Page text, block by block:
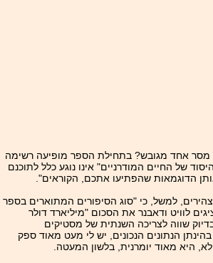
מסר אחד מגובש? בתחילת הספר מופיעה רשימה
של החיים המודרניים" אינו נוגע כלל לתוכנם
הדוגמאות שהפתיעו אתכם, הקוראים".
למשל, כי "סוג הסיפורים המתוארים בספר
לוויט ודאבנר את הסכום "מיליארד דולר
שווה לצריכה השנתית של מסטיקים
הנתונים הנכונים, יש לי מעט מאוד ספק
היא מאוד יומרנית, בלשון המעטה.